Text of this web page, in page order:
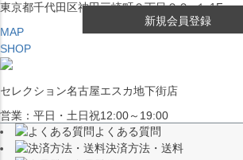
東京都千代田区神田三崎町２丁目２２−１ 1F
MAP
SHOP
セレクション名古屋エスカ地下街店
営業：平日・土日祝12:00～19:00
（※15:00～16:00はメンテナンスのためクローズ
〒453-0015
新規会員登録
よくある質問
決済方法・送料